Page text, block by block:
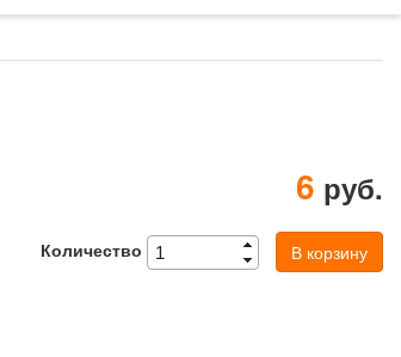
6 руб.
Количество В корзину